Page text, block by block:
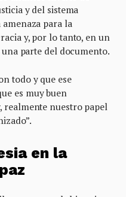
y del sistema
para la
y, por lo tanto, en un
una parte del documento.
todo y que ese
es muy buen
realmente nuestro papel
en la